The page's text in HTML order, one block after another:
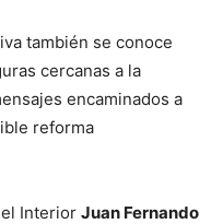
también se conoce
cercanas a la
encaminados a
reforma
Interior Juan Fernando